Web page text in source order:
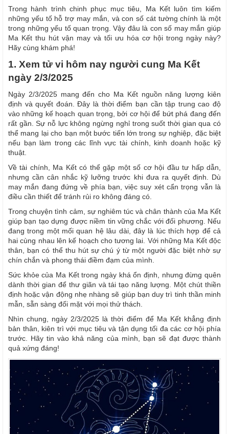
Trong hành trình chinh phục mục tiêu, Ma Kết luôn tìm kiếm
những yếu tố hỗ trợ may mắn, và con số cát tường chính là một
trong những yếu tố quan trọng. Vậy đâu là con số may mắn giúp
Ma Kết thu hút vận may và tối ưu hóa cơ hội trong ngày này?
Hãy cùng khám phá!
1. Xem tử vi hôm nay người cung Ma Kết
ngày 2/3/2025
Ngày 2/3/2025 mang đến cho Ma Kết nguồn năng lượng kiên
định và quyết đoán. Đây là thời điểm bạn cần tập trung cao độ
vào những kế hoạch quan trọng, bởi cơ hội để bứt phá đang đến
rất gần. Sự nỗ lực không ngừng nghỉ trong suốt thời gian qua có
thể mang lại cho bạn một bước tiến lớn trong sự nghiệp, đặc biệt
nếu bạn làm trong các lĩnh vực tài chính, kinh doanh hoặc kỹ
thuật.
Về tài chính, Ma Kết có thể gặp một số cơ hội đầu tư hấp dẫn,
nhưng cần cân nhắc kỹ lưỡng trước khi đưa ra quyết định. Dù
may mắn đang đứng về phía bạn, việc suy xét cẩn trọng vẫn là
điều cần thiết để tránh rủi ro không đáng có.
Trong chuyện tình cảm, sự nghiêm túc và chân thành của Ma Kết
giúp bạn tạo dựng được niềm tin vững chắc với đối phương. Nếu
đang trong một mối quan hệ lâu dài, đây là lúc thích hợp để cả
hai cùng nhau lên kế hoạch cho tương lai. Với những Ma Kết độc
thân, bạn có thể thu hút sự chú ý từ một người đặc biệt nhờ sự
chín chắn và phong thái điềm đạm của mình.
Sức khỏe của Ma Kết trong ngày khá ổn định, nhưng đừng quên
dành thời gian để thư giãn và tái tạo năng lượng. Một chút thiền
định hoặc vận động nhẹ nhàng sẽ giúp bạn duy trì tinh thần minh
mẫn, sẵn sàng đối mặt với mọi thử thách.
Nhìn chung, ngày 2/3/2025 là thời điểm để Ma Kết khẳng định
bản thân, kiên trì với mục tiêu và tận dụng tối đa các cơ hội phía
trước. Hãy tin vào khả năng của mình, bạn sẽ đạt được thành
quả xứng đáng!